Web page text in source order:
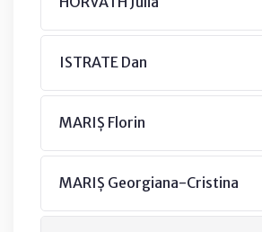
ISTRATE Dan
MARIȘ Florin
MARIȘ Georgiana-Cristina